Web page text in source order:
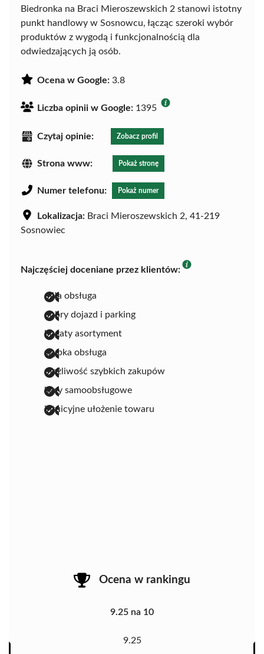
Biedronka na Braci Mieroszewskich 2 stanowi istotny
punkt handlowy w Sosnowcu, łącząc szeroki wybór
produktów z wygodą i funkcjonalnością dla
odwiedzających ją osób.
Ocena w Google: 3.8
Liczba opinii w Google: 1395
Czytaj opinie: Zobacz profil
Strona www: Pokaż stronę
Numer telefonu: Pokaż numer
Lokalizacja: Braci Mieroszewskich 2, 41-219
Sosnowiec
Najczęściej doceniane przez klientów:
miła obsługa
dobry dojazd i parking
bogaty asortyment
szybka obsługa
możliwość szybkich zakupów
kasy samoobsługowe
intuicyjne ułożenie towaru
Ocena w rankingu
9.25 na 10
9.25